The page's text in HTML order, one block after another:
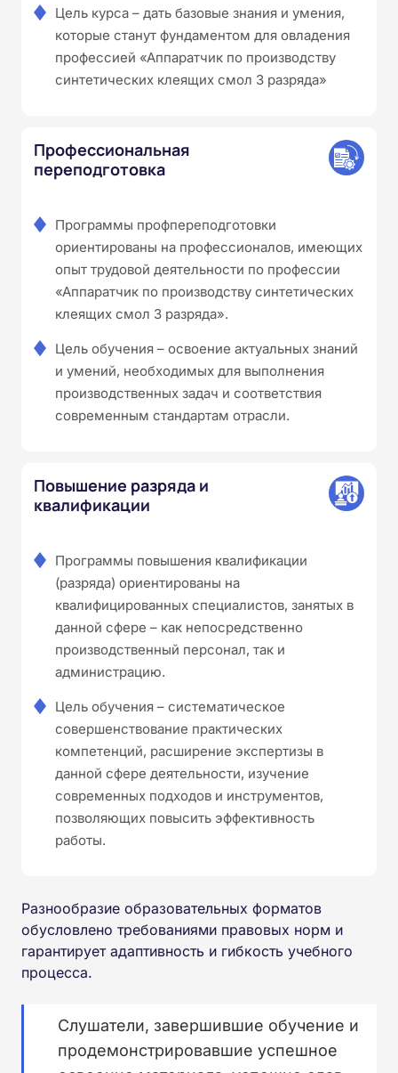
Цель курса – дать базовые знания и умения,
которые станут фундаментом для овладения
профессией «Аппаратчик по производству
синтетических клеящих смол 3 разряда»
Профессиональная
переподготовка
Программы профпереподготовки
ориентированы на профессионалов, имеющих
опыт трудовой деятельности по профессии
«Аппаратчик по производству синтетических
клеящих смол 3 разряда».
Цель обучения – освоение актуальных знаний
и умений, необходимых для выполнения
производственных задач и соответствия
современным стандартам отрасли.
Повышение разряда и
квалификации
Программы повышения квалификации
(разряда) ориентированы на
квалифицированных специалистов, занятых в
данной сфере – как непосредственно
производственный персонал, так и
администрацию.
Цель обучения – систематическое
совершенствование практических
компетенций, расширение экспертизы в
данной сфере деятельности, изучение
современных подходов и инструментов,
позволяющих повысить эффективность
работы.
Разнообразие образовательных форматов
обусловлено требованиями правовых норм и
гарантирует адаптивность и гибкость учебного
процесса.
Слушатели, завершившие обучение и
продемонстрировавшие успешное